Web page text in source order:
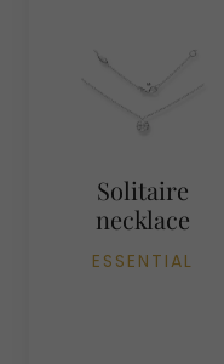
Solitaire
necklace
ESSENTIAL